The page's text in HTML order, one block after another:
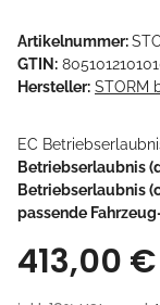
Artikelnummer:
GTIN:
Hersteller: STORM
EC
Betriebserlaubnis
Betriebserlaubnis
passende
413,00 €